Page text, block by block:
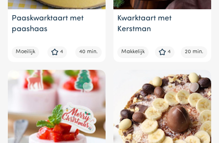
Paaskwarktaart met
paashaas
Moeilijk 4 40 min.
Kwarktaart met
Kerstman
Makkelijk 4 20 min.